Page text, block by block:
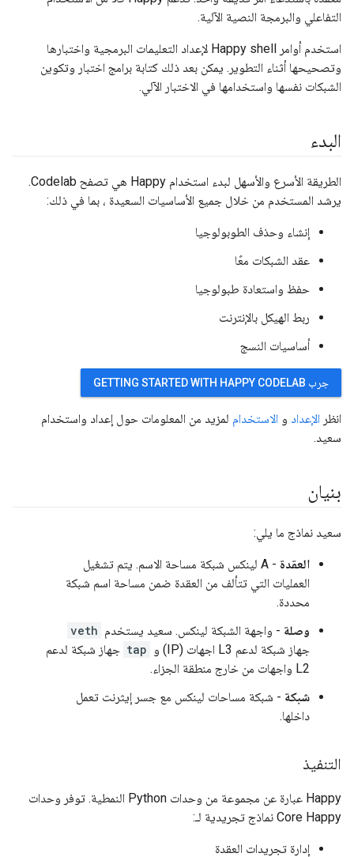
التفاعلي والبرمجة النصية الآلية.
استخدم أوامر Happy shell لإعداد التعليمات البرمجية واختبارها
وتصحيحها أثناء التطوير. يمكن بعد ذلك كتابة برامج اختبار وتكوين
الشبكات نفسها واستخدامها في الاختبار الآلي.
البدء
الطريقة الأسرع والأسهل لبدء استخدام Happy هي تصفح Codelab.
يرشد المستخدم من خلال جميع الأساسيات السعيدة ، بما في ذلك:
إنشاء وحذف الطوبولوجيا
عقد الشبكات معًا
حفظ واستعادة طبولوجيا
ربط الهيكل بالإنترنت
أساسيات النسج
جرب GETTING STARTED WITH HAPPY CODELAB
انظر الإعداد و الاستخدام لمزيد من المعلومات حول إعداد واستخدام
سعيد.
بنيان
سعيد نماذج ما يلي:
العقدة
- A لينكس شبكة مساحة الاسم. يتم تشغيل
العمليات التي تتألف من العقدة ضمن مساحة اسم شبكة
محددة.
وصلة - واجهة الشبكة لينكس. سعيد يستخدم veth
جهاز شبكة لدعم L3 اجهات (IP) و
tap جهاز شبكة لدعم
L2 واجهات من خارج منطقة الجزاء.
شبكة - شبكة مساحات لينكس مع جسر إيثرنت تعمل
داخلها.
التنفيذ
Happy عبارة عن مجموعة من وحدات Python النمطية. توفر وحدات
Core Happy نماذج تجريدية لـ:
إدارة تجريدات العقدة